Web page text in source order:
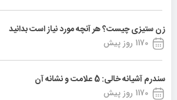
زن ستیزی چیست؟ هر آنچه مورد نیاز است بدانید
1170 روز پیش
سندرم آشیانه خالی: 5 علامت و نشانه آن
1170 روز پیش